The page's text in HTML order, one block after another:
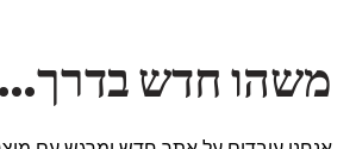
משהו חדש